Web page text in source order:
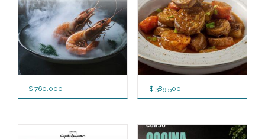
$ 760.000 $389.500